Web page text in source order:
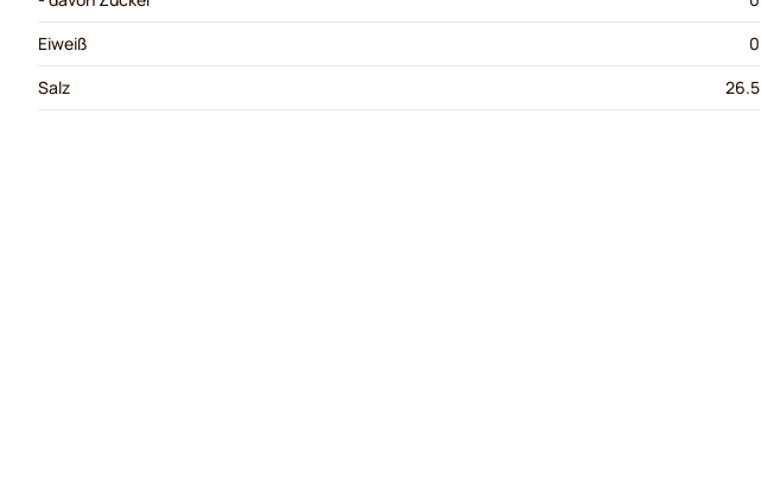
Eiweiß
0
Salz
26.5